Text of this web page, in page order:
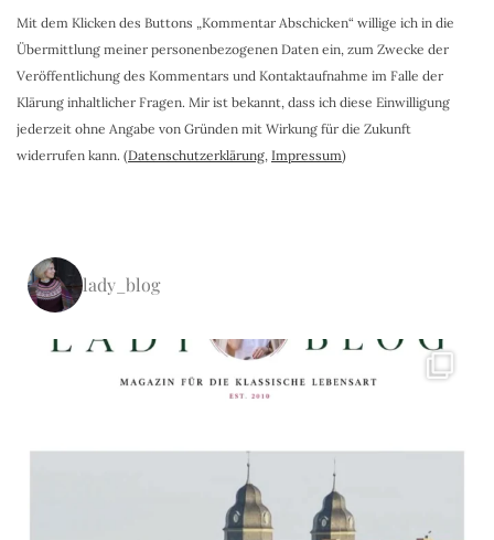
Mit dem Klicken des Buttons „Kommentar Abschicken“ willige ich in die
Übermittlung meiner personenbezogenen Daten ein, zum Zwecke der
Veröffentlichung des Kommentars und Kontaktaufnahme im Falle der
Klärung inhaltlicher Fragen. Mir ist bekannt, dass ich diese Einwilligung
jederzeit ohne Angabe von Gründen mit Wirkung für die Zukunft
widerrufen kann. (Datenschutzerklärung, Impressum)
lady_blog